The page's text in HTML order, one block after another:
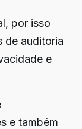
por isso
de auditoria
e
e também